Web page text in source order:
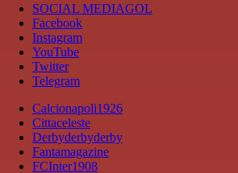
SOCIAL MEDIAGOL
Facebook
Instagram
YouTube
Twitter
Telegram
Calcionapoli1926
Cittaceleste
Derbyderbyderby
Fantamagazine
FCInter1908